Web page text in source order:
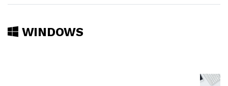
WINDOWS